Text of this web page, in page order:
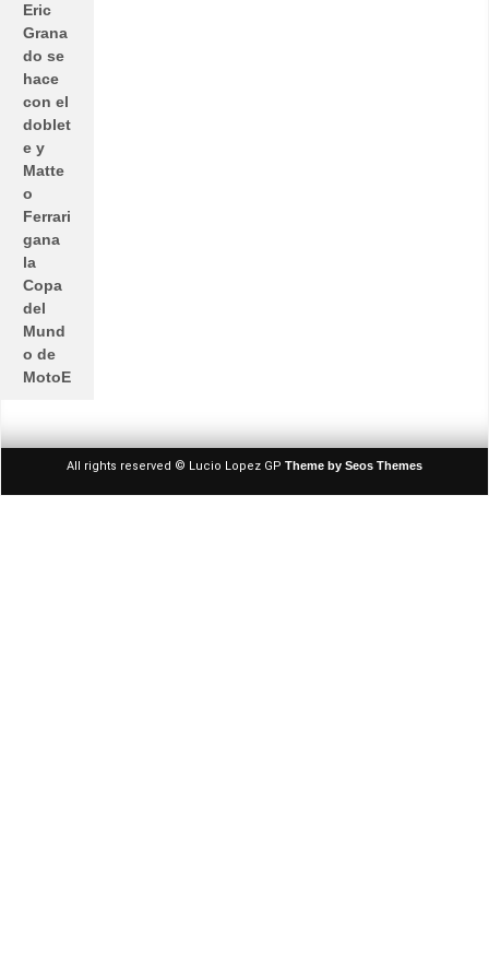
Eric
Grana
do se
hace
con el
doblet
e y
Matte
o
Ferrari
gana
la
Copa
del
Mund
o de
MotoE
All rights reserved © Lucio Lopez GP Theme by Seos Themes